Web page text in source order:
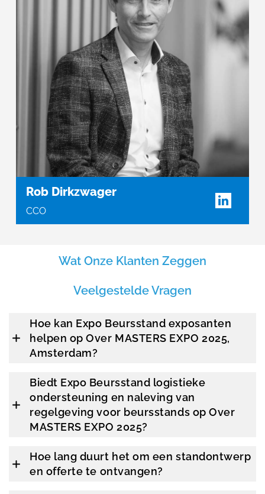
Rob Dirkzwager
CCO
Wat Onze Klanten Zeggen
Veelgestelde Vragen
Hoe kan Expo Beursstand exposanten
helpen op Over MASTERS EXPO 2025,
Amsterdam?
Biedt Expo Beursstand logistieke
ondersteuning en naleving van
regelgeving voor beursstands op Over
MASTERS EXPO 2025?
Hoe lang duurt het om een standontwerp
en offerte te ontvangen?